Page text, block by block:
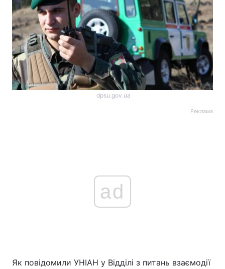
dpsu.gov.ua
Реклама
ad
Як повідомили УНІАН у Відділі з питань взаємодії